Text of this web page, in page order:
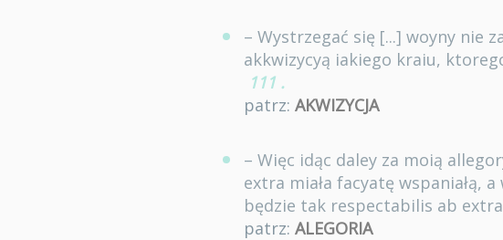
– Wystrzegać się [...] woyny nie
akkwizycyą iakiego kraiu,
111 .
patrz: AKWIZYCJA
– Więc idąc daley za moią
extra miała facyatę wspaniałą,
będzie tak respectabilis ab
patrz: ALEGORIA